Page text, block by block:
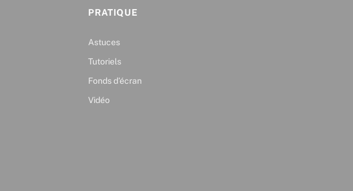
PRATIQUE
Astuces
Tutoriels
Fonds d’écran
Vidéo